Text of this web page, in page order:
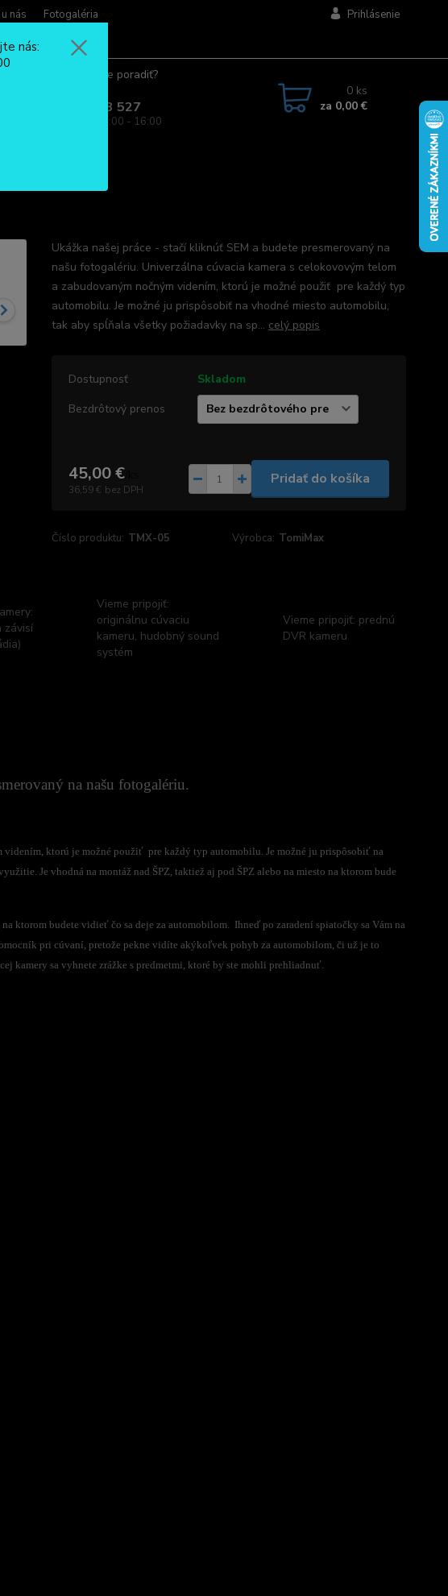
nás
Fotogaléria
Prihlásenie
Potrebujete poradiť?
0904 963 527
Po - Pia: 08:00 - 16:00
0 ks
za 0,00 €
Ukážka našej práce - stačí kliknúť SEM a budete presmerovaný na
našu fotogalériu. Univerzálna cúvacia kamera s celokovovým telom
a zabudovaným nočným videním, ktorú je možné použiť pre každý typ
automobilu. Je možné ju prispôsobiť na vhodné miesto automobilu,
tak aby spĺňala všetky požiadavky na sp... celý popis
Dostupnosť
Skladom
Bezdrôtový prenos
45,00 €/
36,59 € bez DPH
Pridať do košíka
Číslo produktu: TMX-05 Výrobca: TomiMax
závisí
Vieme pripojiť:
originálnu cúvaciu
kameru, hudobný sound
systém
Vieme pripojiť: prednú
DVR kameru
na našu fotogalériu.
ktorú je možné použiť pre každý typ automobilu. Je možné ju prispôsobiť na
Je vhodná na montáž nad ŠPZ, taktiež aj pod ŠPZ alebo na miesto na ktorom bude
ktorom budete vidieť čo sa deje za automobilom. Ihneď po zaradení spiatočky sa Vám na
pri cúvaní, pretože pekne vidíte akýkoľvek pohyb za automobilom, či už je to
kamery sa vyhnete zrážke s predmetmi, ktoré by ste mohli prehliadnuť.
nás: